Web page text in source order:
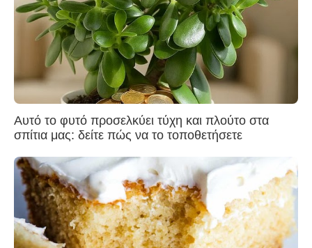
Αυτό το φυτό προσελκύει τύχη και πλούτο στα
σπίτια μας: δείτε πώς να το τοποθετήσετε